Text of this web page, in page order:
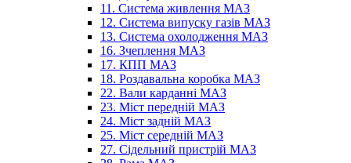
11. Система живлення МАЗ
12. Система випуску газів МАЗ
13. Система охолодження МАЗ
16. Зчеплення МАЗ
17. КПП МАЗ
18. Роздавальна коробка МАЗ
22. Вали карданні МАЗ
23. Міст передній МАЗ
24. Міст задній МАЗ
25. Міст середній МАЗ
27. Сідельний пристрій МАЗ